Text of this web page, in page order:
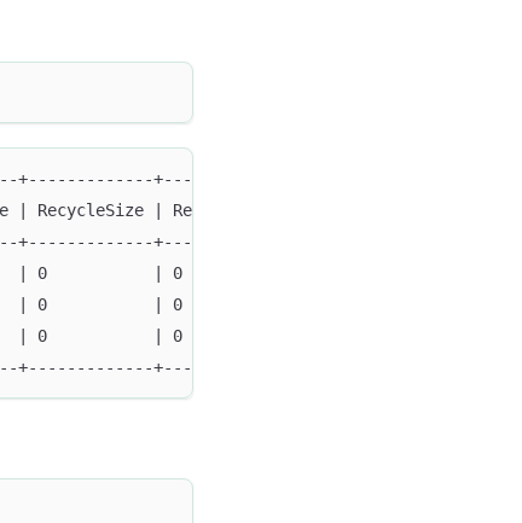
+-------------------+
| RecycleRemoteSize |
+-------------------+
| 0           | 0                 |
| 0           | 0                 |
| 0           | 0                 |
+-------------------+